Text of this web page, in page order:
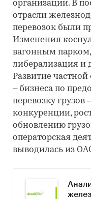
организации. В
отрасли
перевозок были
Изменения
вагонным
либерализация и
Развитие
– бизнеса по
перевозку грузов
конкуренции,
обновлению
операторская
выводилась из